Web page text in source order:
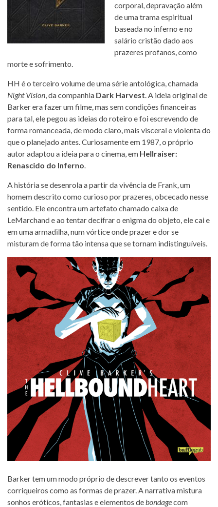
corporal, depravação além
de uma trama espiritual
baseada no inferno e no
salário cristão dado aos
prazeres profanos, como
morte e sofrimento.
HH é o terceiro volume de uma série antológica, chamada
Night Vision, da companhia Dark Harvest. A ideia original de
Barker era fazer um filme, mas sem condições financeiras
para tal, ele pegou as ideias do roteiro e foi escrevendo de
forma romanceada, de modo claro, mais visceral e violenta do
que o planejado antes. Curiosamente em 1987, o próprio
autor adaptou a ideia para o cinema, em Hellraiser:
Renascido do Inferno.
A história se desenrola a partir da vivência de Frank, um
homem descrito como curioso por prazeres, obcecado nesse
sentido. Ele encontra um artefato chamado caixa de
LeMarchand e ao tentar decifrar o enigma do objeto, ele cai e
em uma armadilha, num vórtice onde prazer e dor se
misturam de forma tão intensa que se tornam indistinguíveis.
Barker tem um modo próprio de descrever tanto os eventos
corriqueiros como as formas de prazer. A narrativa mistura
sonhos eróticos, fantasias e elementos debondagecom